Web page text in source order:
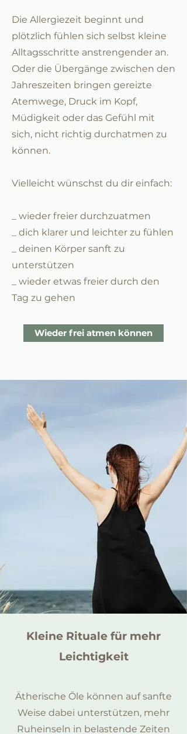
Die Allergiezeit beginnt und
plötzlich fühlen sich selbst kleine
Alltagsschritte anstrengender an.
Oder die Übergänge zwischen den
Jahreszeiten bringen gereizte
Atemwege, Druck im Kopf,
Müdigkeit oder das Gefühl mit
sich, nicht richtig durchatmen zu
können.
Vielleicht wünschst du dir einfach:
_ wieder freier durchzuatmen
_ dich klarer und leichter zu fühlen
_ deinen Körper sanft zu
unterstützen
_ wieder etwas freier durch den
Tag zu gehen
Wieder frei atmen können
Kleine Rituale für mehr
Leichtigkeit
Ätherische Öle können auf sanfte
Weise dabei unterstützen, mehr
Ruheinseln in belastende Zeiten